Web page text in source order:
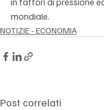
mondiale.
NOTIZIE - ECONOMIA
Post correlati